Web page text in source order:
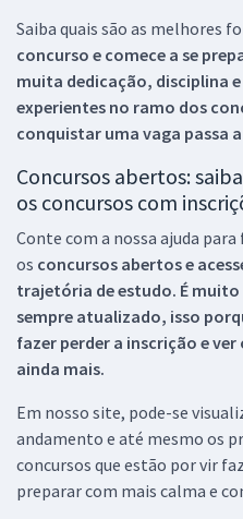
Saiba quais são as melhores
concurso e comece a se
muita dedicação, disciplina
experientes no ramo dos
conquistar uma vaga passa
Concursos abertos:
os concursos com
Conte com a nossa ajuda
os concursos abertos e
trajetória de estudo. É
sempre atualizado, isso
fazer perder a inscrição e
ainda mais.
Em nosso site, pode-se
andamento e até mesmo os
concursos que estão por vir
preparar com mais calma e